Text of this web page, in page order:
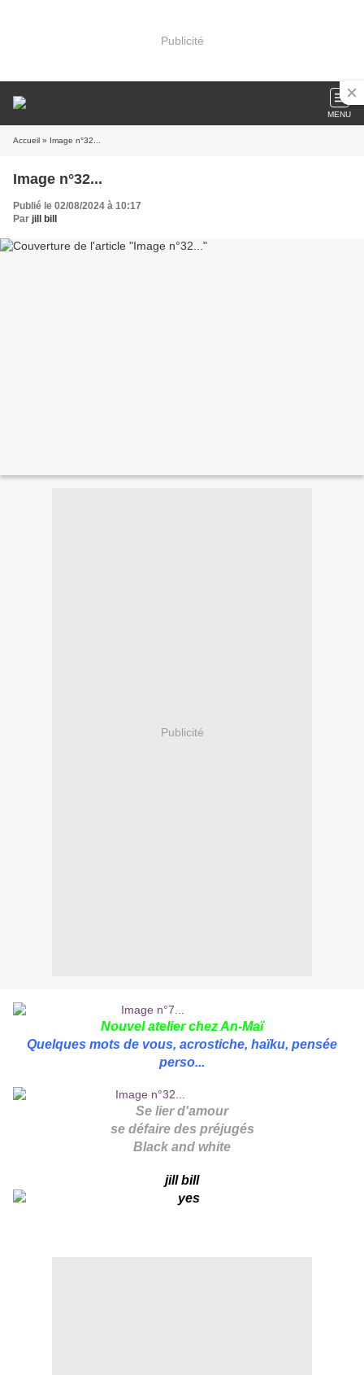
Publicité
MENU
Accueil » Image n°32...
Image n°32...
Publié le 02/08/2024 à 10:17
Par jill bill
Publicité
Nouvel atelier chezAn-Maï
Quelques mots de vous, acrostiche, haïku, pensée
perso...
Se lier d'amour
se défaire des préjugés
Black and white
jill bill